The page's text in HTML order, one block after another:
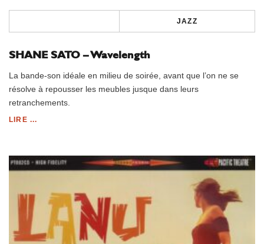
JAZZ
SHANE SATO – Wavelength
La bande-son idéale en milieu de soirée, avant que l’on ne se
résolve à repousser les meubles jusque dans leurs
retranchements.
LIRE ...